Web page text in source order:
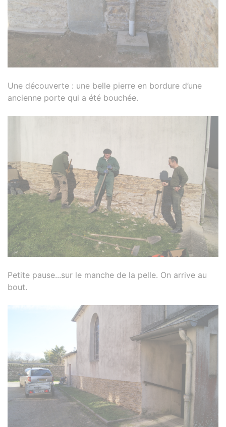
Une découverte : une belle pierre en bordure d’une
ancienne porte qui a été bouchée.
Petite pause...sur le manche de la pelle. On arrive au
bout.